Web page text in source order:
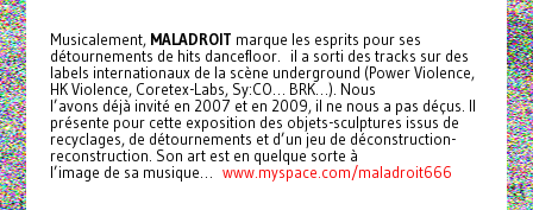
Musicalement, MALADROIT marque les esprits pour ses
détournements de hits dancefloor. il a sorti des tracks sur des
labels internationaux de la scène underground (Power Violence,
HK Violence, Coretex-Labs, Sy:CO… BRK…). Nous
l’avons déjà invité en 2007 et en 2009, il ne nous a pas déçus. Il
présente pour cette exposition des objets-sculptures issus de
recyclages, de détournements et d’un jeu de déconstruction-
reconstruction. Son art est en quelque sorte à
l’image de sa musique… www.myspace.com/maladroit666